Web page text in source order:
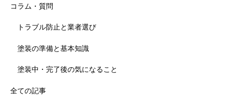
コラム・質問
トラブル防止と業者選び
塗装の準備と基本知識
塗装中・完了後の気になること
全ての記事